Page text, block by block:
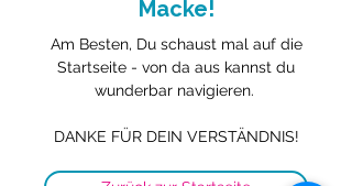
Macke!
Am Besten, Du schaust mal auf die
Startseite - von da aus kannst du
wunderbar navigieren.
DANKE FÜR DEIN VERSTÄNDNIS!